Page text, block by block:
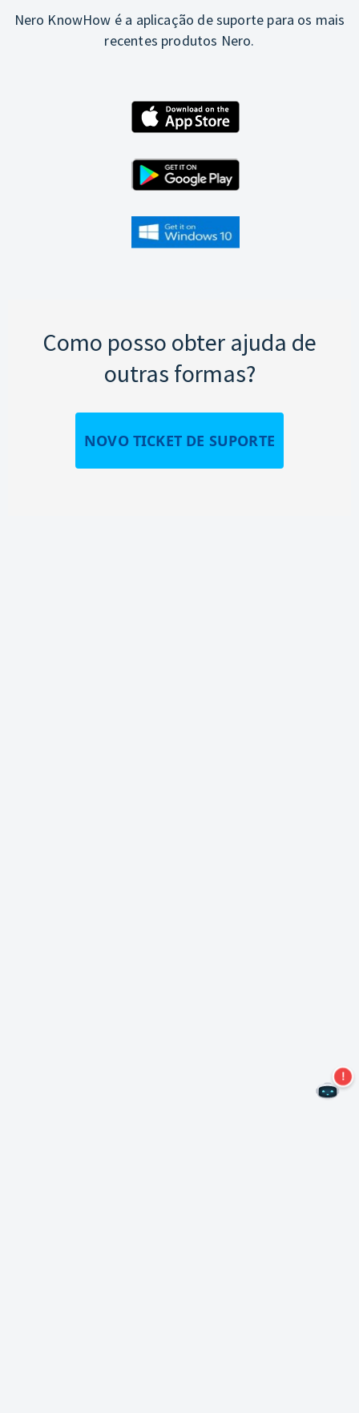
Nero KnowHow é a aplicação de suporte para os mais
recentes produtos Nero.
Como posso obter ajuda de
outras formas?
NOVO TICKET DE SUPORTE